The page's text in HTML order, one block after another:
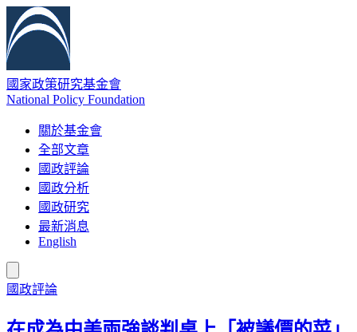
國家政策研究基金會
National Policy Foundation
關於基金會
全部文章
國政評論
國政分析
國政研究
最新消息
English
國政評論